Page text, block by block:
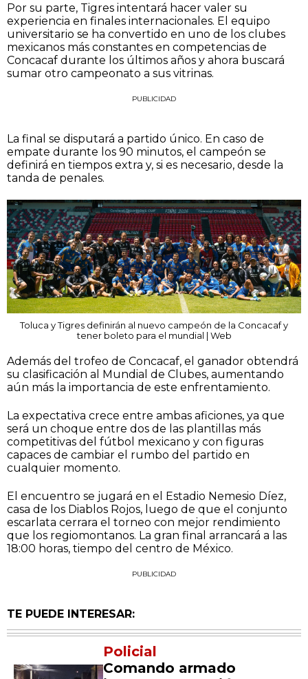
Por su parte, Tigres intentará hacer valer su
experiencia en finales internacionales. El equipo
universitario se ha convertido en uno de los clubes
mexicanos más constantes en competencias de
Concacaf durante los últimos años y ahora buscará
sumar otro campeonato a sus vitrinas.
PUBLICIDAD
La final se disputará a partido único. En caso de
empate durante los 90 minutos, el campeón se
definirá en tiempos extra y, si es necesario, desde la
tanda de penales.
Toluca y Tigres definirán al nuevo campeón de la Concacaf y
tener boleto para el mundial | Web
Además del trofeo de Concacaf, el ganador obtendrá
su clasificación al Mundial de Clubes, aumentando
aún más la importancia de este enfrentamiento.
La expectativa crece entre ambas aficiones, ya que
será un choque entre dos de las plantillas más
competitivas del fútbol mexicano y con figuras
capaces de cambiar el rumbo del partido en
cualquier momento.
El encuentro se jugará en el Estadio Nemesio Díez,
casa de los Diablos Rojos, luego de que el conjunto
escarlata cerrara el torneo con mejor rendimiento
que los regiomontanos. La gran final arrancará a las
18:00 horas, tiempo del centro de México.
PUBLICIDAD
TE PUEDE INTERESAR:
Policial
Comando armado